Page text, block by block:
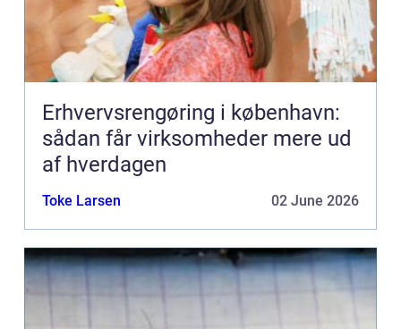
Erhvervsrengøring i københavn:
sådan får virksomheder mere ud
af hverdagen
Toke Larsen 02 June 2026